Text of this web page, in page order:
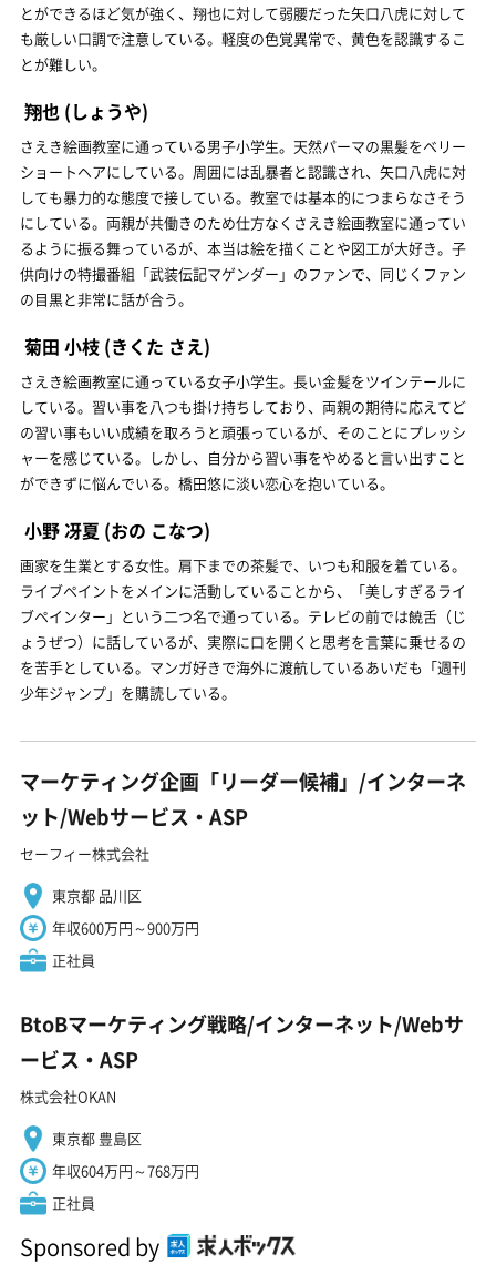
とができるほど気が強く、翔也に対して弱腰だった矢口八虎に対して
も厳しい口調で注意している。軽度の色覚異常で、黄色を認識するこ
とが難しい。
翔也 (しょうや)
さえき絵画教室に通っている男子小学生。天然パーマの黒髪をベリー
ショートヘアにしている。周囲には乱暴者と認識され、矢口八虎に対
しても暴力的な態度で接している。教室では基本的につまらなさそう
にしている。両親が共働きのため仕方なくさえき絵画教室に通ってい
るように振る舞っているが、本当は絵を描くことや図工が大好き。子
供向けの特撮番組「武装伝記マゲンダー」のファンで、同じくファン
の目黒と非常に話が合う。
菊田 小枝 (きくた さえ)
さえき絵画教室に通っている女子小学生。長い金髪をツインテールに
している。習い事を八つも掛け持ちしており、両親の期待に応えてど
の習い事もいい成績を取ろうと頑張っているが、そのことにプレッシ
ャーを感じている。しかし、自分から習い事をやめると言い出すこと
ができずに悩んでいる。橋田悠に淡い恋心を抱いている。
小野 冴夏 (おの こなつ)
画家を生業とする女性。肩下までの茶髪で、いつも和服を着ている。
ライブペイントをメインに活動していることから、「美しすぎるライ
ブペインター」という二つ名で通っている。テレビの前では饒舌（じ
ょうぜつ）に話しているが、実際に口を開くと思考を言葉に乗せるの
を苦手としている。マンガ好きで海外に渡航しているあいだも「週刊
少年ジャンプ」を購読している。
マーケティング企画「リーダー候補」/インターネ
ット/Webサービス・ASP
セーフィー株式会社
東京都 品川区
年収600万円～900万円
正社員
BtoBマーケティング戦略/インターネット/Webサ
ービス・ASP
株式会社OKAN
東京都 豊島区
年収604万円～768万円
正社員
Sponsored by